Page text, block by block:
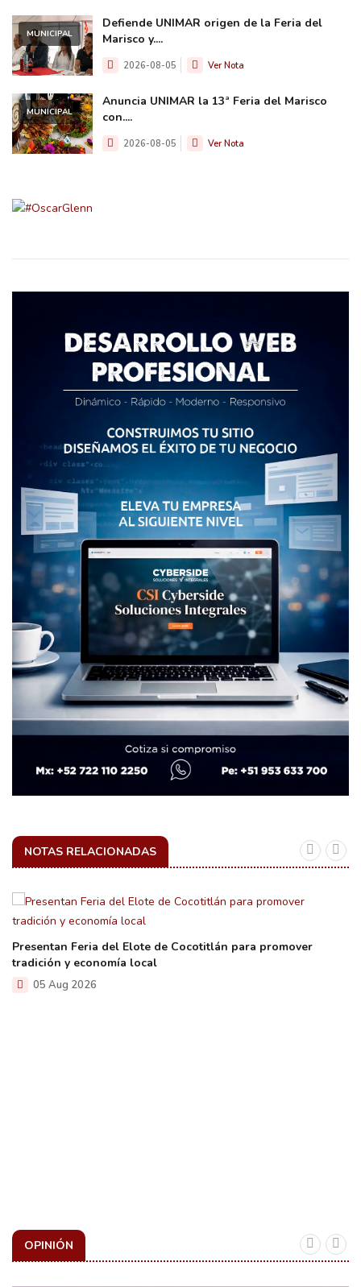
MUNICIPAL
Defiende UNIMAR origen de la Feria del
Marisco y....
2026-08-05 Ver Nota
MUNICIPAL
Anuncia UNIMAR la 13ª Feria del Marisco
con....
2026-08-05 Ver Nota
NOTAS RELACIONADAS
Presentan Feria del Elote de Cocotitlán para promover
tradición y economía local
05 Aug 2026
OPINIÓN